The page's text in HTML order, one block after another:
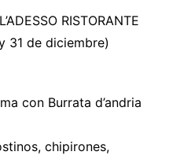
RISTORANTE
31 de diciembre)
con Burrata d’andria
chipirones,